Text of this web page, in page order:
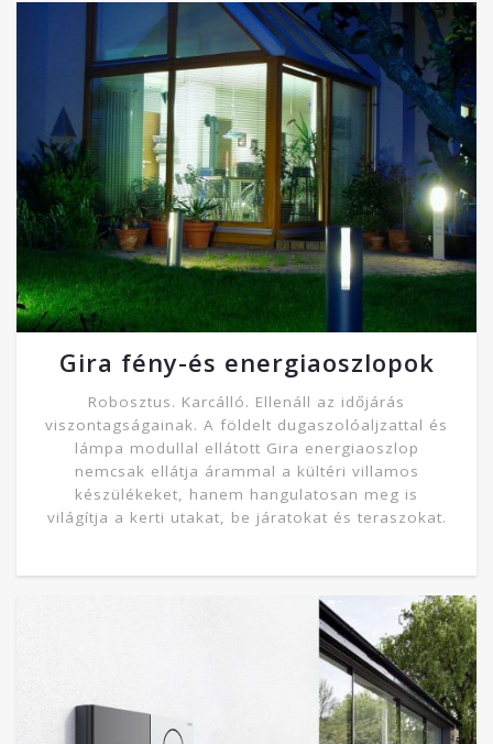
Gira fény-és energiaoszlopok
Robosztus. Karcálló. Ellenáll az időjárás
viszontagságainak. A földelt dugaszolóaljzattal és
lámpa modullal ellátott Gira energiaoszlop
nemcsak ellátja árammal a kültéri villamos
készülékeket, hanem hangulatosan meg is
világítja a kerti utakat, be járatokat és teraszokat.